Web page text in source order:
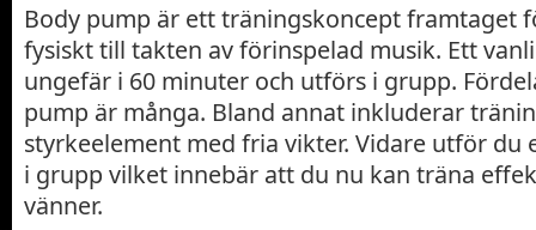
Body pump är ett träningskoncept framtaget
fysiskt till takten av förinspelad musik. Ett
ungefär i 60 minuter och utförs i grupp.
pump är många. Bland annat inkluderar
styrkeelement med fria vikter. Vidare utför du
i grupp vilket innebär att du nu kan träna
vänner.